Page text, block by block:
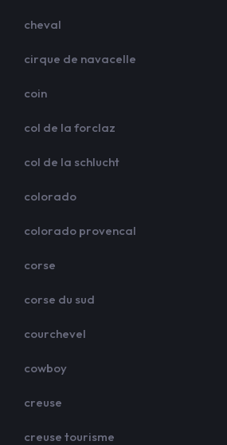
cheval
cirque de navacelle
coin
col de la forclaz
col de la schlucht
colorado
colorado provencal
corse
corse du sud
courchevel
cowboy
creuse
creuse tourisme